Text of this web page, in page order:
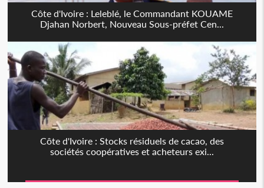
Côte d'Ivoire : Leleblé, le Commandant KOUAME
Djahan Norbert, Nouveau Sous-préfet Cen...
Côte d'Ivoire : Stocks résiduels de cacao, des
sociétés coopératives et acheteurs exi...